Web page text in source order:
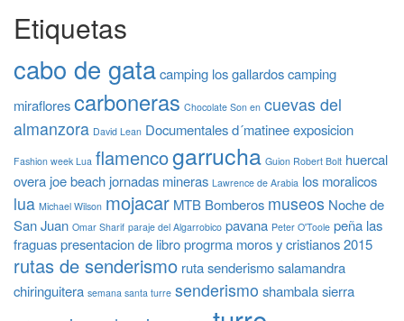
Etiquetas
cabo de gatacamping los gallardoscamping
miraflorescarboneras Chocolate Son en cuevas del
almanzora David Lean Documentalesd´matineeexposicion
Fashion week Lua flamencogarrucha Guion Robert Bolt huercal
overa joe beach jornadas mineras Lawrence de Arabia los moralicos
lua Michael Wilson mojacar MTB Bomberos museos Noche de
San Juan Omar Sharif paraje del Algarrobico pavana Peter O'Toole peña las
fraguaspresentacion de libroprogrma moros y cristianos 2015
rutas de senderismo ruta senderismosalamandra
chiringuitera semana santa turre senderismo shambalasierra